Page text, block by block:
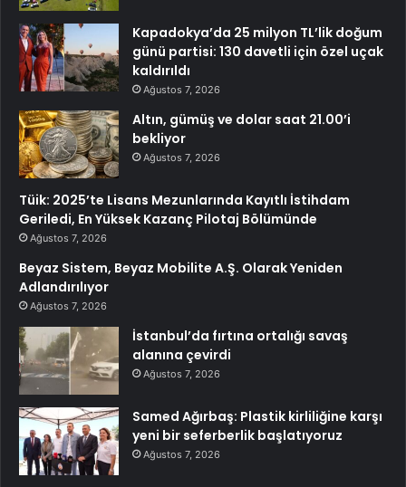
Kapadokya’da 25 milyon TL’lik doğum
günü partisi: 130 davetli için özel uçak
kaldırıldı
Ağustos 7, 2026
Altın, gümüş ve dolar saat 21.00’i
bekliyor
Ağustos 7, 2026
Tüik: 2025’te Lisans Mezunlarında Kayıtlı İstihdam
Geriledi, En Yüksek Kazanç Pilotaj Bölümünde
Ağustos 7, 2026
Beyaz Sistem, Beyaz Mobilite A.Ş. Olarak Yeniden
Adlandırılıyor
Ağustos 7, 2026
İstanbul’da fırtına ortalığı savaş
alanına çevirdi
Ağustos 7, 2026
Samed Ağırbaş: Plastik kirliliğine karşı
yeni bir seferberlik başlatıyoruz
Ağustos 7, 2026